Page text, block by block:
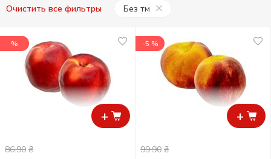
Очистить все фильтры Без тм
+
%
86.90 ₴
+
-5 %
99.90 ₴